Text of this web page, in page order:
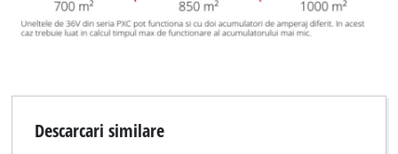
Descarcari similare